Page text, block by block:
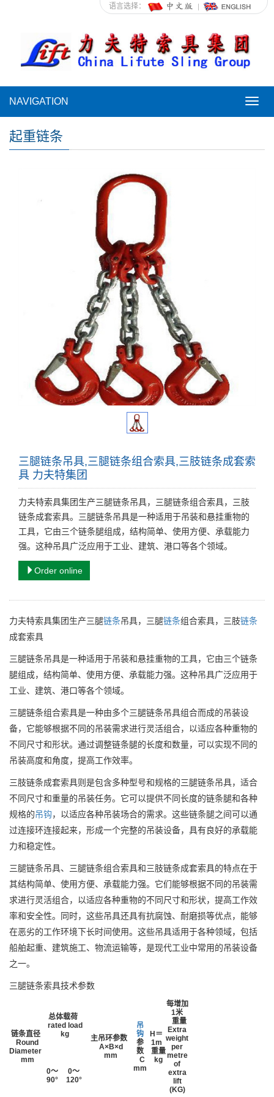
语言选择：
NAVIGATION
起重链条
三腿链条吊具,三腿链条组合索具,三肢链条成套索
具 力夫特集团
力夫特索具集团生产三腿链条吊具，三腿链条组合索具，三肢
链条成套索具。三腿链条吊具是一种适用于吊装和悬挂重物的
工具，它由三个链条腿组成，结构简单、使用方便、承载能力
强。这种吊具广泛应用于工业、建筑、港口等各个领域。
Order online
力夫特索具集团生产三腿链条吊具，三腿链条组合索具，三肢链条
成套索具
三腿链条吊具是一种适用于吊装和悬挂重物的工具，它由三个链条
腿组成，结构简单、使用方便、承载能力强。这种吊具广泛应用于
工业、建筑、港口等各个领域。
三腿链条组合索具是一种由多个三腿链条吊具组合而成的吊装设
备，它能够根据不同的吊装需求进行灵活组合，以适应各种重物的
不同尺寸和形状。通过调整链条腿的长度和数量，可以实现不同的
吊装高度和角度，提高工作效率。
三肢链条成套索具则是包含多种型号和规格的三腿链条吊具，适合
不同尺寸和重量的吊装任务。它可以提供不同长度的链条腿和各种
规格的吊钩，以适应各种吊装场合的需求。这些链条腿之间可以通
过连接环连接起来，形成一个完整的吊装设备，具有良好的承载能
力和稳定性。
三腿链条吊具、三腿链条组合索具和三肢链条成套索具的特点在于
其结构简单、使用方便、承载能力强。它们能够根据不同的吊装需
求进行灵活组合，以适应各种重物的不同尺寸和形状，提高工作效
率和安全性。同时，这些吊具还具有抗腐蚀、耐磨损等优点，能够
在恶劣的工作环境下长时间使用。这些吊具适用于各种领域，包括
船舶起重、建筑施工、物流运输等，是现代工业中常用的吊装设备
之一。
三腿链条索具技术参数
链条直径
Round
Diameter
mm
总体载荷
rated load
kg
主吊环参数
A×B×d
mm
吊
钩
参
数
C
mm
H ＝
1m
重量
kg
每增加
1米
重量
Extra
weight
per
metre
of
extra
lift
(KG)
0～
90°
0～
120°